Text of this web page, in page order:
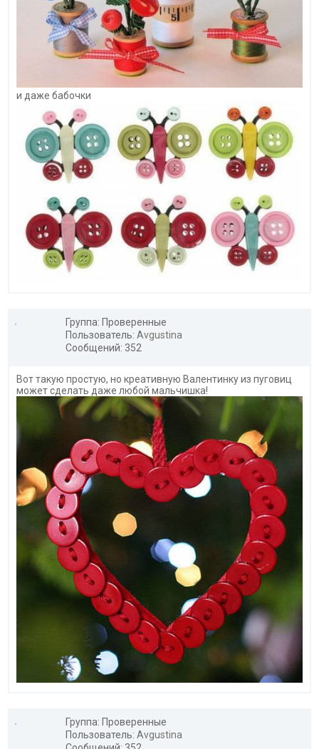
и даже бабочки
Группа: Проверенные
Пользователь: Avgustina
Сообщений: 352
Вот такую простую, но креативную Валентинку из пуговиц
может сделать даже любой мальчишка!
Группа: Проверенные
Пользователь: Avgustina